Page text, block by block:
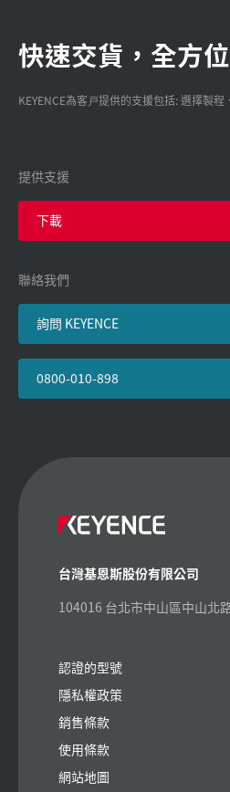
快速交貨，全方
KEYENCE為客戸提供的支援包括: 選擇製
提供支援
下載
聯絡我們
詢問 KEYENCE
0800-010-898
台灣基恩斯股份有限公司
104016 台北市中山區中山北
認證的型號
隱私權政策
銷售條款
使用條款
網站地圖